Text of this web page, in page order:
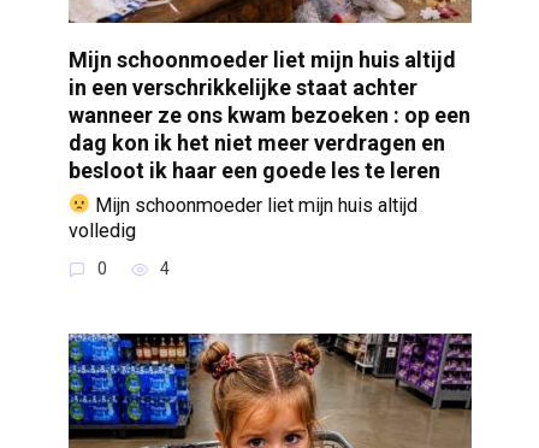
Mijn schoonmoeder liet mijn huis altijd
in een verschrikkelijke staat achter
wanneer ze ons kwam bezoeken : op een
dag kon ik het niet meer verdragen en
besloot ik haar een goede les te leren
Mijn schoonmoeder liet mijn huis altijd
volledig
0 4